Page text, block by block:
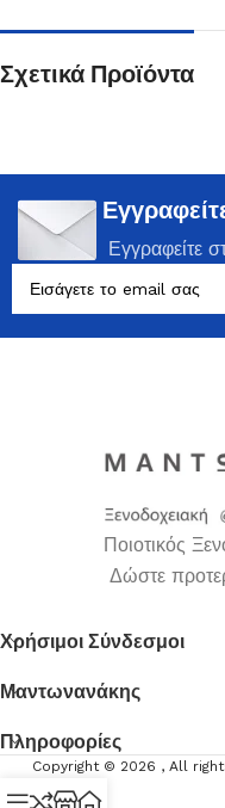
Σχετικά Προϊόντα
Εγγραφείτε
Ποιοτικός
Δώστε
Χρήσιμοι Σύνδεσμοι
Μαντωνανάκης
Πληροφορίες
Copyright © 2026 , All